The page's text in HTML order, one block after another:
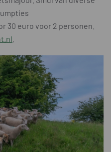
euro voor 2 personen.